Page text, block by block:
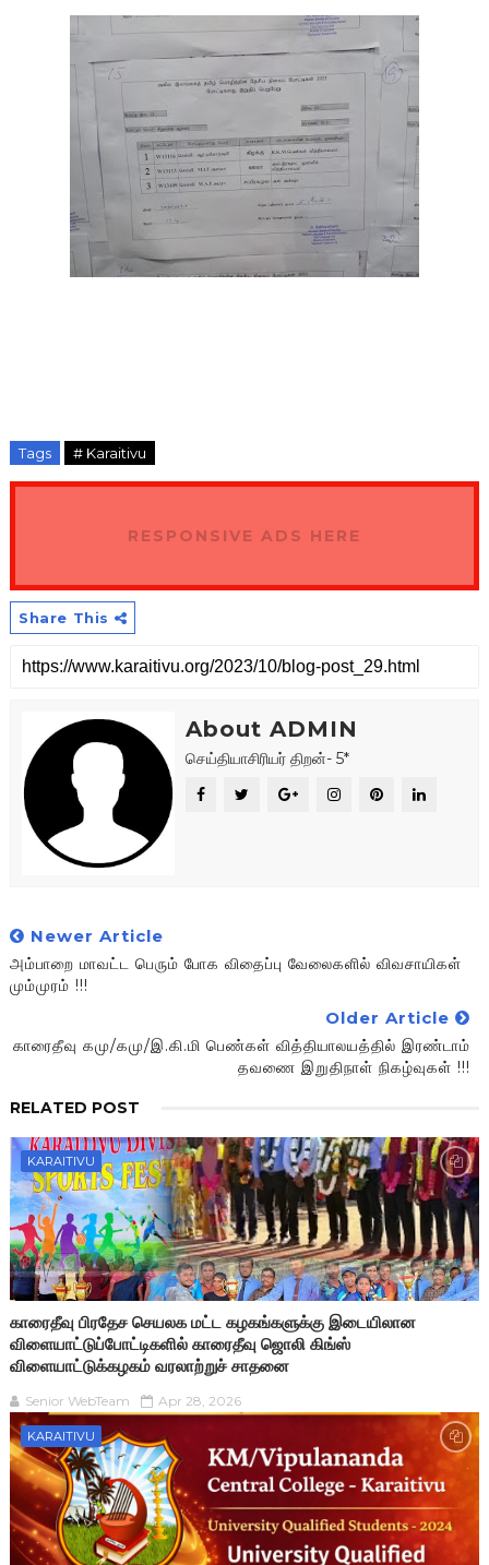
Tags # Karaitivu
RESPONSIVE ADS HERE
Share This
About ADMIN
செய்தியாசிரியர் திறன்- 5*
Newer Article
அம்பாறை மாவட்ட பெரும் போக விதைப்பு வேலைகளில் விவசாயிகள்
மும்முரம் !!!
Older Article
காரைதீவு கமு/கமு/இ.கி.மி பெண்கள் வித்தியாலயத்தில் இரண்டாம்
தவணை இறுதிநாள் நிகழ்வுகள் !!!
RELATED POST
KARAITIVU
காரைதீவு பிரதேச செயலக மட்ட கழகங்களுக்கு இடையிலான
விளையாட்டுப்போட்டிகளில் காரைதீவு ஜொலி கிங்ஸ்
விளையாட்டுக்கழகம் வரலாற்றுச் சாதனை
Senior WebTeam Apr 28, 2026
KARAITIVU